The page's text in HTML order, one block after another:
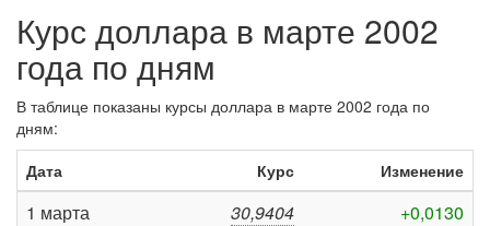
Курс доллара в марте 2002
года по дням
В таблице показаны курсы доллара в марте 2002 года по
дням:
Дата
Курс Изменение
1 марта 30,9404
+0,0130